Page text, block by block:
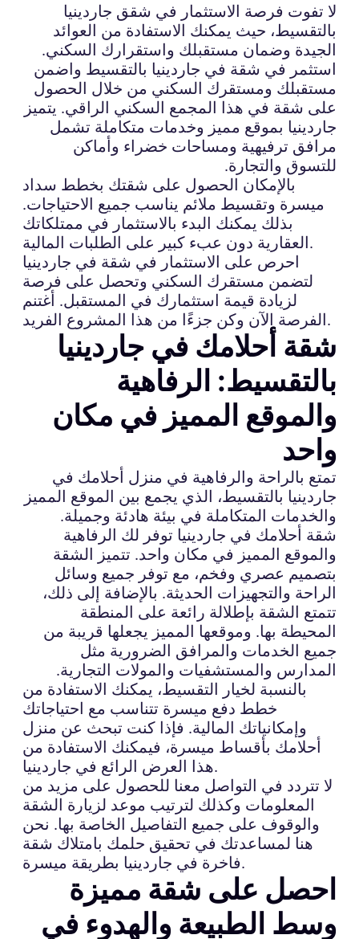
لا تفوت فرصة الاستثمار في شقق جاردينيا
بالتقسيط، حيث يمكنك الاستفادة من العوائد
الجيدة وضمان مستقبلك واستقرارك السكني.
استثمر في شقة في جاردينيا بالتقسيط واضمن
مستقبلك ومستقرك السكني من خلال الحصول
على شقة في هذا المجمع السكني الراقي. يتميز
جاردينيا بموقع مميز وخدمات متكاملة تشمل
مرافق ترفيهية ومساحات خضراء وأماكن
للتسوق والتجارة.
بالإمكان الحصول على شقتك بخطط سداد
ميسرة وتقسيط ملائم يناسب جميع الاحتياجات.
بذلك يمكنك البدء بالاستثمار في ممتلكاتك
العقارية دون عبء كبير على الطلبات المالية.
احرص على الاستثمار في شقة في جاردينيا
لتضمن مستقرك السكني وتحصل على فرصة
لزيادة قيمة استثمارك في المستقبل. أغتنم
الفرصة الآن وكن جزءًا من هذا المشروع الفريد.
شقة أحلامك في جاردينيا
بالتقسيط: الرفاهية
والموقع المميز في مكان
واحد
تمتع بالراحة والرفاهية في منزل أحلامك في
جاردينيا بالتقسيط، الذي يجمع بين الموقع المميز
والخدمات المتكاملة في بيئة هادئة وجميلة.
شقة أحلامك في جاردينيا توفر لك الرفاهية
والموقع المميز في مكان واحد. تتميز الشقة
بتصميم عصري وفخم، مع توفر جميع وسائل
الراحة والتجهيزات الحديثة. بالإضافة إلى ذلك،
تتمتع الشقة بإطلالة رائعة على المنطقة
المحيطة بها. وموقعها المميز يجعلها قريبة من
جميع الخدمات والمرافق الضرورية مثل
المدارس والمستشفيات والمولات التجارية.
بالنسبة لخيار التقسيط، يمكنك الاستفادة من
خطط دفع ميسرة تتناسب مع احتياجاتك
وإمكانياتك المالية. فإذا كنت تبحث عن منزل
أحلامك بأقساط ميسرة، فيمكنك الاستفادة من
هذا العرض الرائع في جاردينيا.
لا تتردد في التواصل معنا للحصول على مزيد من
المعلومات وكذلك لترتيب موعد لزيارة الشقة
والوقوف على جميع التفاصيل الخاصة بها. نحن
هنا لمساعدتك في تحقيق حلمك بامتلاك شقة
فاخرة في جاردينيا بطريقة ميسرة.
احصل على شقة مميزة
وسط الطبيعة والهدوء في